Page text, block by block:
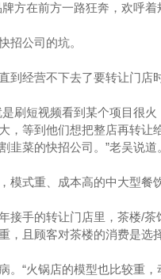
方在前方一路狂奔，欢呼
招公司的坑。
到经营不下去了要转让门店
刷短视频看到某个项目很
，等到他们想把整店再转
韭菜的快招公司。”老吴说道
模式重、成本高的中大型餐
接手的转让门店里，茶楼/
，且顾客对茶楼的消费是选
。“火锅店的模型也比较重